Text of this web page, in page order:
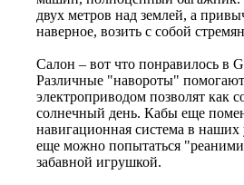
двух метров над землей, а
наверное, возить с собой
Салон – вот что понравилось в
Различные "навороты"
электроприводом позволят как
солнечный день. Кабы еще
навигационная система в
еще можно попытаться
забавной игрушкой.